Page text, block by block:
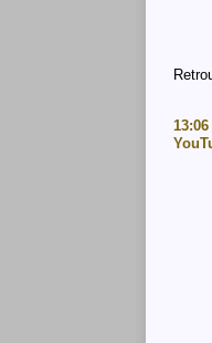
13:06